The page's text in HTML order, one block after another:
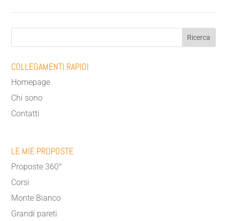
COLLEGAMENTI RAPIDI
Homepage
Chi sono
Contatti
LE MIE PROPOSTE
Proposte 360°
Corsi
Monte Bianco
Grandi pareti